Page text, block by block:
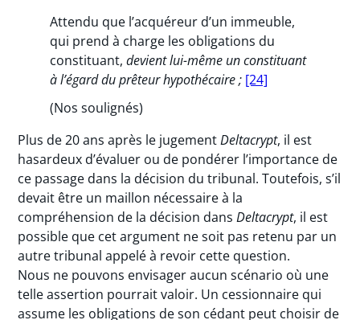
Attendu que l’acquéreur d’un immeuble,
qui prend à charge les obligations du
constituant,devient lui-même un constituant
à l’égard du prêteur hypothécaire ; [24]
(Nos soulignés)
Plus de 20 ans après le jugementDeltacrypt, il est
hasardeux d’évaluer ou de pondérer l’importance de
ce passage dans la décision du tribunal. Toutefois, s’il
devait être un maillon nécessaire à la
compréhension de la décision dansDeltacrypt, il est
possible que cet argument ne soit pas retenu par un
autre tribunal appelé à revoir cette question.
Nous ne pouvons envisager aucun scénario où une
telle assertion pourrait valoir. Un cessionnaire qui
assume les obligations de son cédant peut choisir de